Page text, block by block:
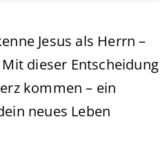
Jesus als Herrn –
dieser Entscheidung
kommen – ein
neues Leben